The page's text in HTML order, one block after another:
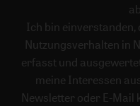
Ich bin einverstanden,
Nutzungsverhalten in
erfasst und
meine Interessen
Newsletter oder E-Mail